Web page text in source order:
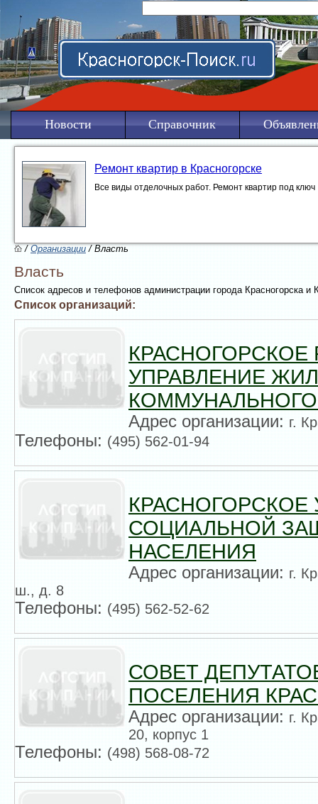
Новости Справочник
Ремонт квартир в Красногорске
Все виды отделочных работ. Ремонт квартир под ключ
/Организации/ Власть
Власть
Список адресов и телефонов администрации города Красногорска и
Список организаций:
КРАСНОГОРСКОЕ
УПРАВЛЕНИЕ
Адрес организации:г.
Телефоны:(495) 562-01-94
КРАСНОГОРСКОЕ
СОЦИАЛЬНОЙ
НАСЕЛЕНИЯ
Адрес организации:г.
ш., д. 8
Телефоны:(495) 562-52-62
СОВЕТ
ПОСЕЛЕНИЯ
Адрес организации:г.
20, корпус 1
Телефоны:(498) 568-08-72